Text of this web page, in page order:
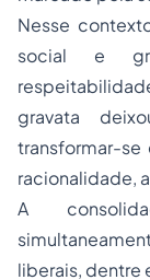
Nesse
social e
gravata
transformar-
racionalidade,
A
liberais, dentre